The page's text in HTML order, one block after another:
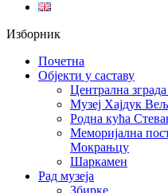
Изборник
Почетна
Објекти у саставу
Централна
Музеј Хајдук
Родна кућа
Меморијална
Мокрањцу
Шаркамен
Рад музеја
Збирке